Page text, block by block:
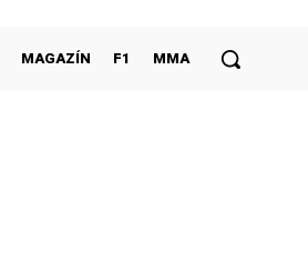
MAGAZÍN F1 MMA